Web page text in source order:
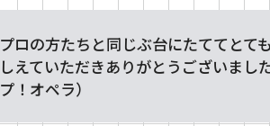
プロの方たちと同じぶ台にたててとて
しえていただきありがとうございまし
プ！オペラ）